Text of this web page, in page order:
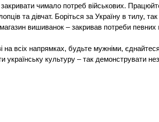
чимало потреб військових.
та дівчат. Боріться за Україну в тилу,
вишиванок – закривав потреби певних
на всіх напрямках, будьте мужніми,
українську культуру – так демонструвати